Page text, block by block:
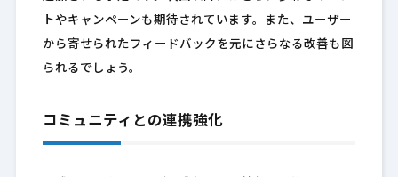
トやキャンペーンも期待されています。また、ユーザー
から寄せられたフィードバックを元にさらなる改善も図
られるでしょう。
コミュニティとの連携強化